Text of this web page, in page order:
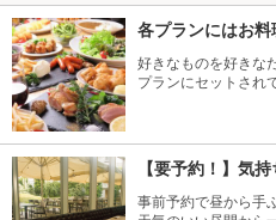
各プランにはお
好きなものを好きな
プランにセットされ
【要予約！】気
事前予約で昼から手